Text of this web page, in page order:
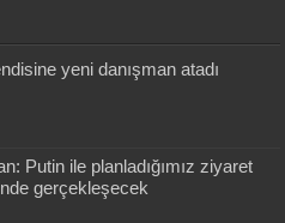
yeni danışman atadı
Putin ile planladığımız ziyaret
gerçekleşecek